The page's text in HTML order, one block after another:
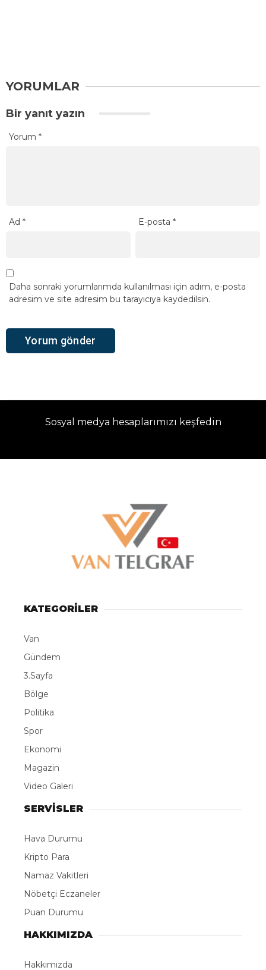
YORUMLAR
Bir yanıt yazın
Yorum *
Ad * E-posta*
Daha sonraki yorumlarımda kullanılması için adım, e-posta
adresim ve site adresim bu tarayıcıya kaydedilsin.
Sosyal medya hesaplarımızı keşfedin
KATEGORİLER
Van
Gündem
3.Sayfa
Bölge
Politika
Spor
Ekonomi
Magazin
Video Galeri
SERVİSLER
Hava Durumu
Kripto Para
Namaz Vakitleri
Nöbetçi Eczaneler
Puan Durumu
HAKKIMIZDA
Hakkımızda